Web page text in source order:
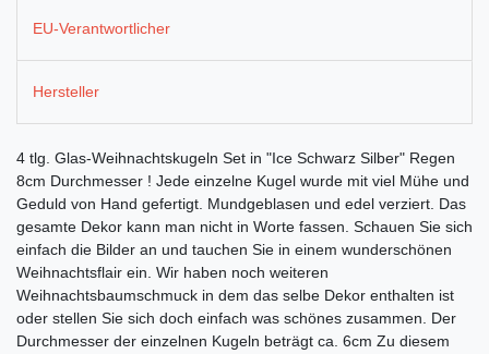
EU-Verantwortlicher
Hersteller
4 tlg. Glas-Weihnachtskugeln Set in "Ice Schwarz Silber" Regen
8cm Durchmesser ! Jede einzelne Kugel wurde mit viel Mühe und
Geduld von Hand gefertigt. Mundgeblasen und edel verziert. Das
gesamte Dekor kann man nicht in Worte fassen. Schauen Sie sich
einfach die Bilder an und tauchen Sie in einem wunderschönen
Weihnachtsflair ein. Wir haben noch weiteren
Weihnachtsbaumschmuck in dem das selbe Dekor enthalten ist
oder stellen Sie sich doch einfach was schönes zusammen. Der
Durchmesser der einzelnen Kugeln beträgt ca. 6cm Zu diesem